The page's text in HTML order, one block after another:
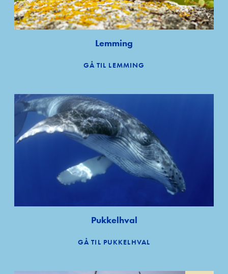
Lemming
GÅ TIL LEMMING
Pukkelhval
GÅ TIL PUKKELHVAL